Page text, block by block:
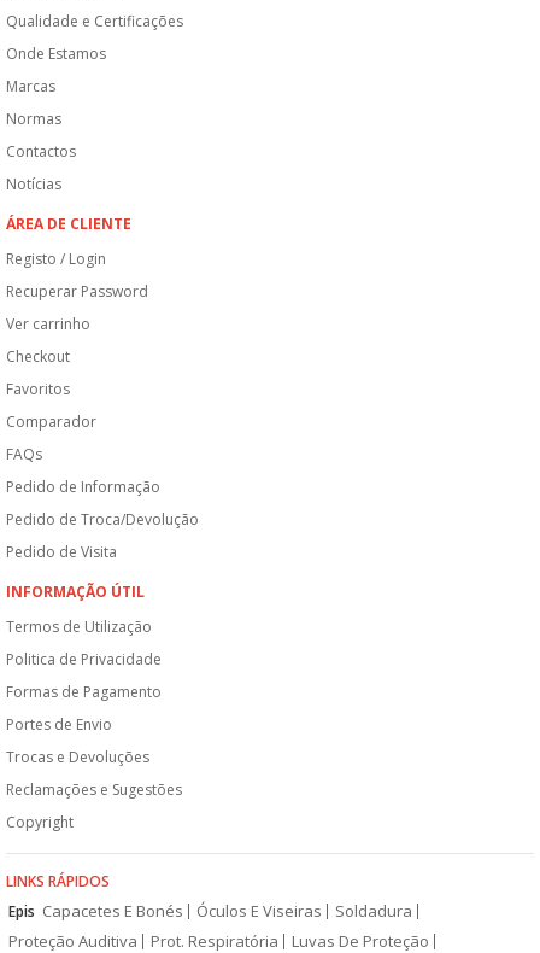
Qualidade e Certificações
Onde Estamos
Marcas
Normas
Contactos
Notícias
ÁREA DE CLIENTE
Registo / Login
Recuperar Password
Ver carrinho
Checkout
Favoritos
Comparador
FAQs
Pedido de Informação
Pedido de Troca/Devolução
Pedido de Visita
INFORMAÇÃO ÚTIL
Termos de Utilização
Politica de Privacidade
Formas de Pagamento
Portes de Envio
Trocas e Devoluções
Reclamações e Sugestões
Copyright
LINKS RÁPIDOS
Epis Capacetes E Bonés Óculos E Viseiras
Soldadura
Proteção Auditiva
Prot. Respiratória
Luvas De Proteção